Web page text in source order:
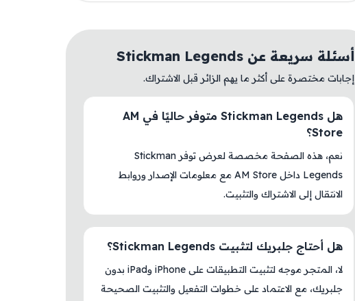
أسئلة سريعة عن Stickman Legends
إجابات مختصرة على أكثر ما يهم الزائر قبل الاشتراك.
هل Stickman Legends متوفر حاليًا في AM
Store؟
نعم، هذه الصفحة مخصصة لعرض توفر Stickman
Legends داخل AM Store مع معلومات الإصدار وروابط
الانتقال إلى الاشتراك والتثبيت.
هل أحتاج جلبريك لتثبيت Stickman Legends؟
لا، المتجر موجه لتثبيت التطبيقات على iPhone وiPad بدون
جلبريك، مع الاعتماد على خطوات التفعيل والتثبيت الصحيحة